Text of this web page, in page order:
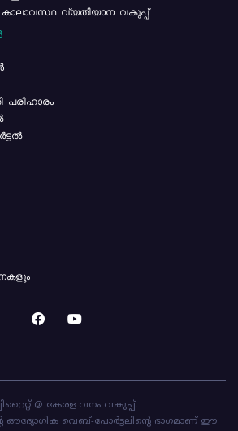
കാലാവസ്ഥ വ്യതിയാന വകുപ്പ്
പരിഹാരം
@ കേരള വനം വകുപ്പ്.
ഔദ്യോഗിക വെബ്-പോർട്ടലിന്റെ ഭാഗമാണ് ഈ